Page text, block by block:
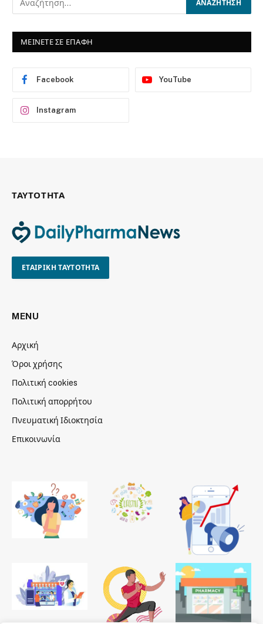
ΜΕΙΝΕΤΕ ΣΕ ΕΠΑΦΗ
Facebook YouTube
Instagram
ΤΑΥΤΟΤΗΤΑ
ΕΤΑΙΡΙΚΗ ΤΑΥΤΟΤΗΤΑ
MENU
Αρχική
Όροι χρήσης
Πολιτική cookies
Πολιτική απορρήτου
Πνευματική Ιδιοκτησία
Επικοινωνία